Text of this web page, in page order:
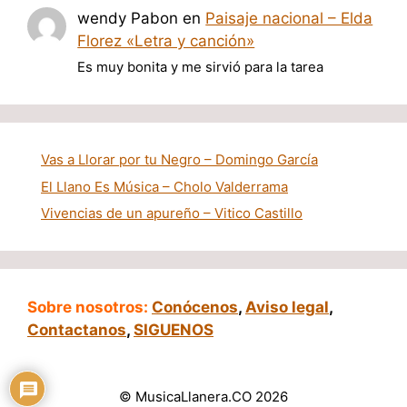
wendy Pabon en Paisaje nacional – Elda
Florez «Letra y canción»
Es muy bonita y me sirvió para la tarea
Vas a Llorar por tu Negro – Domingo García
El Llano Es Música – Cholo Valderrama
Vivencias de un apureño – Vitico Castillo
Sobre nosotros: Conócenos, Aviso legal,
Contactanos, SIGUENOS
© MusicaLlanera.CO 2026